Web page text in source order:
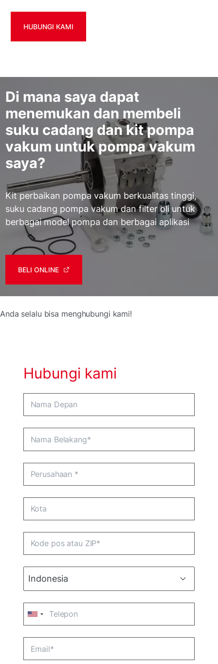
HUBUNGI KAMI
Di mana saya dapat
menemukan dan membeli
suku cadang dan kit pompa
vakum untuk pompa vakum
saya?
Kit perbaikan pompa vakum berkualitas tinggi,
suku cadang pompa vakum dan filter oli untuk
berbagai model pompa dan berbagai aplikasi
BELI ONLINE
Anda selalu bisa menghubungi kami!
Hubungi kami